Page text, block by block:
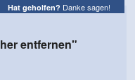
Hat geholfen? Danke sagen!
entfernen"